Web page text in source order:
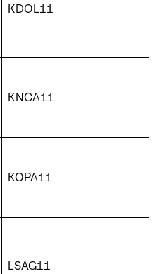
KDOL11
KNCA11
KOPA11
LSAG11